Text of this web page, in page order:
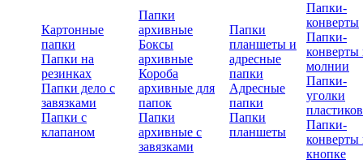
Картонные
папки
Папки на
резинках
Папки дело с
завязками
Папки с
клапаном
Папки
архивные
Боксы
архивные
Короба
архивные для
папок
Папки
архивные с
завязками
Папки
планшеты и
адресные
папки
Адресные
папки
Папки
планшеты
Папки-
конверты
Папки-
конверты
молнии
Папки-
уголки
Папки-
конверты
кнопке